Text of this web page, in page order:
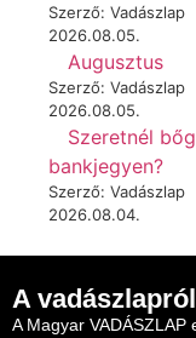
Szerző: Vadászlap
2026.08.05.
Augusztus
Szerző: Vadászlap
2026.08.05.
Szeretnél
bankjegyen?
Szerző: Vadászlap
2026.08.04.
A vadászlapról
A Magyar